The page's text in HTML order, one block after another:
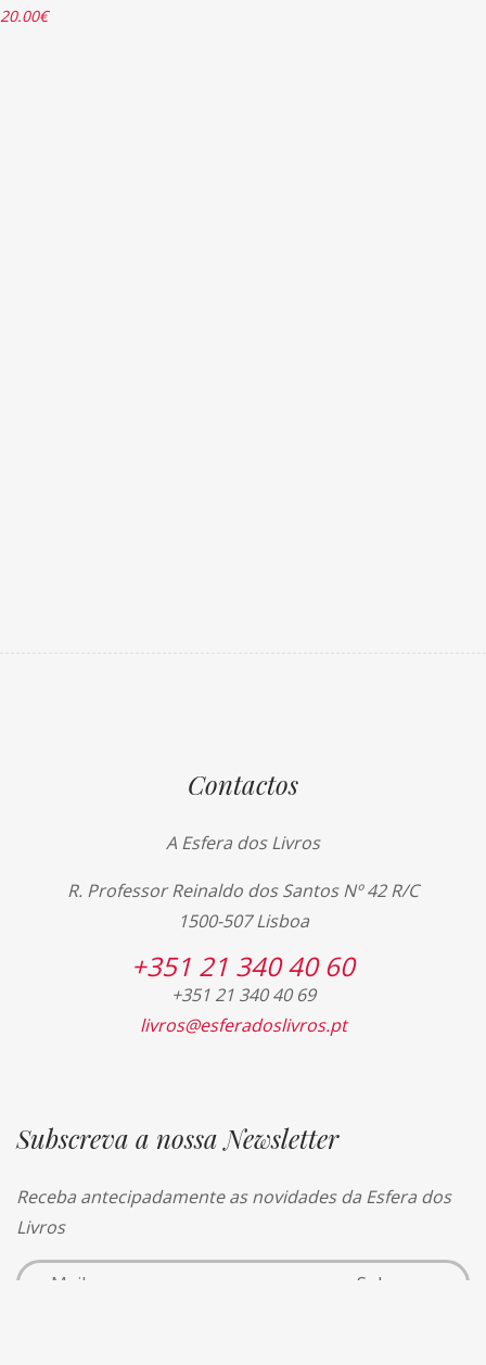
20.00€
Contactos
A Esfera dos Livros
R. Professor Reinaldo dos Santos Nº 42 R/C
1500-507 Lisboa
+351 21 340 40 60
+351 21 340 40 69
livros@esferadoslivros.pt
Subscreva a nossa Newsletter
Receba antecipadamente as novidades da Esfera dos
Livros